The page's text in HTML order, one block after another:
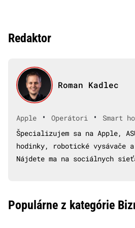
Redaktor
Roman Kadlec
Apple • Operátori •
Smart
Špecializujem sa na Apple,
hodinky, robotické vysávače
Nájdete ma na sociálnych
Populárne z kategórie